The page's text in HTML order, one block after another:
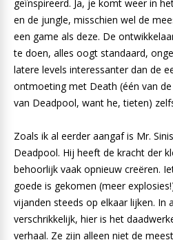
geïnspireerd. Ja, je komt weer in
en de jungle, misschien wel de
een game als deze. De
te doen, alles oogt standaard,
latere levels interessanter dan de
ontmoeting met Death (één van
van Deadpool, want he, tieten)
Zoals ik al eerder aangaf is Mr.
Deadpool. Hij heeft de kracht der
behoorlijk vaak opnieuw creëren.
goede is gekomen (meer
vijanden steeds op elkaar lijken. In
verschrikkelijk, hier is het
verhaal. Ze zijn alleen niet de